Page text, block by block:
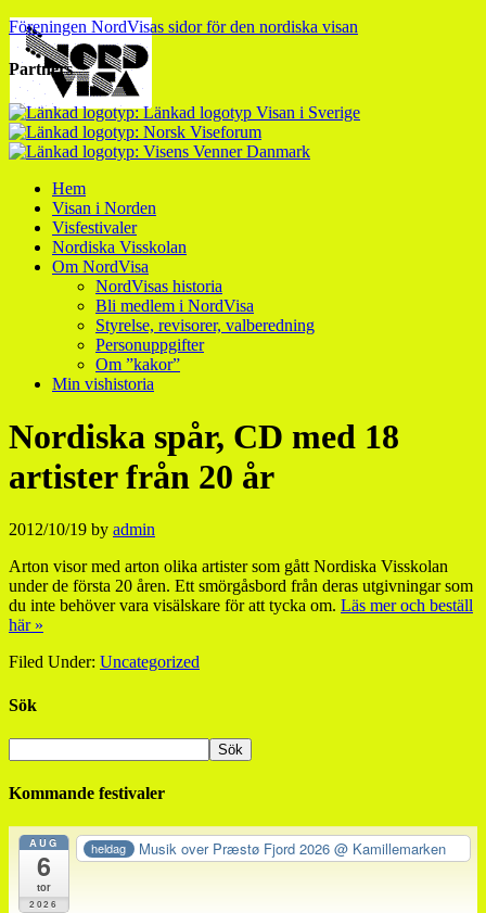
Föreningen NordVisas sidor för den nordiska visan
Partners
Hem
Visan i Norden
Visfestivaler
Nordiska Visskolan
Om NordVisa
NordVisas historia
Bli medlem i NordVisa
Styrelse, revisorer, valberedning
Personuppgifter
Om ”kakor”
Min vishistoria
Nordiska spår, CD med 18
artister från 20 år
2012/10/19 by admin
Arton visor med arton olika artister som gått Nordiska Visskolan
under de första 20 åren. Ett smörgåsbord från deras utgivningar som
du inte behöver vara visälskare för att tycka om. Läs mer och beställ
här »
Filed Under: Uncategorized
Sök
Kommande festivaler
AUG
6
tor
2026
heldag Musik over Præstø Fjord 2026@ Kamillemarken